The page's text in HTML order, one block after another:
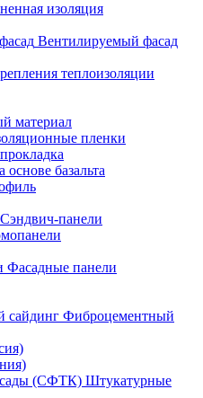
изоляция
Вентилируемый фасад
теплоизоляции
материал
пленки
основе базальта
Сэндвич-панели
Фасадные панели
Фиброцементный
Штукатурные